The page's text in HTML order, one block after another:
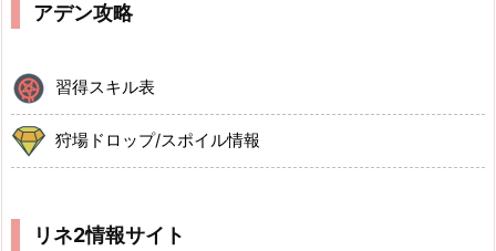
アデン攻略
習得スキル表
狩場ドロップ/スポイル情報
リネ2情報サイト